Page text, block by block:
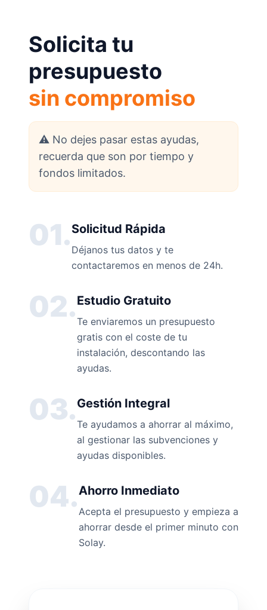
Solicita tu
presupuesto
sin compromiso
⚠️ No dejes pasar estas ayudas,
recuerda que son por tiempo y
fondos limitados.
01.Solicitud Rápida
Déjanos tus datos y te
contactaremos en menos de 24h.
02.Estudio Gratuito
Te enviaremos un presupuesto
gratis con el coste de tu
instalación, descontando las
ayudas.
03.Gestión Integral
Te ayudamos a ahorrar al máximo,
al gestionar las subvenciones y
ayudas disponibles.
04.Ahorro Inmediato
Acepta el presupuesto y empieza a
ahorrar desde el primer minuto con
Solay.